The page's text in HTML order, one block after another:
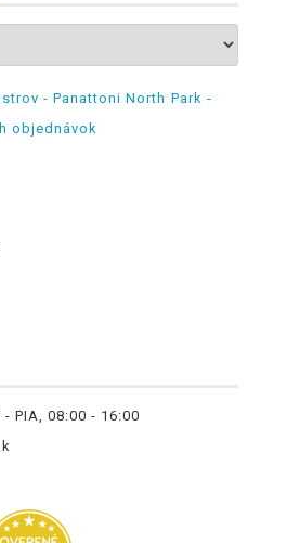
- Panattoni North Park -
objednávok
- PIA, 08:00 - 16:00